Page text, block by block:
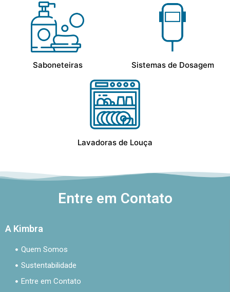
Saboneteiras Sistemas de Dosagem
Lavadoras de Louça
Entre em Contato
A Kimbra
Quem Somos
Sustentabilidade
Entre em Contato